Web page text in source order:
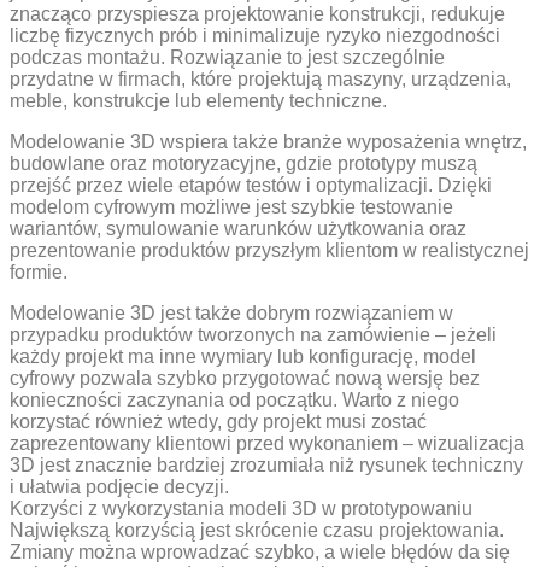
znacząco przyspiesza projektowanie konstrukcji, redukuje
liczbę fizycznych prób i minimalizuje ryzyko niezgodności
podczas montażu. Rozwiązanie to jest szczególnie
przydatne w firmach, które projektują maszyny, urządzenia,
meble, konstrukcje lub elementy techniczne.
Modelowanie 3D wspiera także branże wyposażenia wnętrz,
budowlane oraz motoryzacyjne, gdzie prototypy muszą
przejść przez wiele etapów testów i optymalizacji. Dzięki
modelom cyfrowym możliwe jest szybkie testowanie
wariantów, symulowanie warunków użytkowania oraz
prezentowanie produktów przyszłym klientom w realistycznej
formie.
Modelowanie 3D jest także dobrym rozwiązaniem w
przypadku produktów tworzonych na zamówienie – jeżeli
każdy projekt ma inne wymiary lub konfigurację, model
cyfrowy pozwala szybko przygotować nową wersję bez
konieczności zaczynania od początku. Warto z niego
korzystać również wtedy, gdy projekt musi zostać
zaprezentowany klientowi przed wykonaniem – wizualizacja
3D jest znacznie bardziej zrozumiała niż rysunek techniczny
i ułatwia podjęcie decyzji.
Korzyści z wykorzystania modeli 3D w prototypowaniu
Największą korzyścią jest skrócenie czasu projektowania.
Zmiany można wprowadzać szybko, a wiele błędów da się